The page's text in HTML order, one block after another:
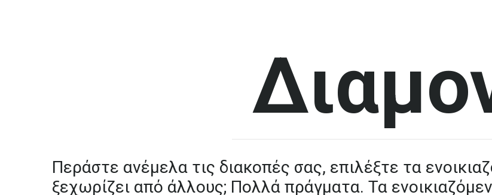
Περάστε ανέμελα τις διακοπές σας, επιλέξτε τα
ξεχωρίζει από άλλους; Πολλά πράγματα. Τα